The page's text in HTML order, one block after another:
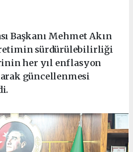
Başkanı Mehmet Akın
sürdürülebilirliği
her yıl enflasyon
güncellenmesi